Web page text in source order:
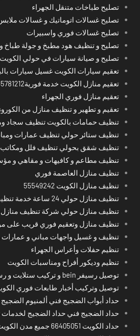
تصليح طباخات متنقل الجهراء
تصليح غسالات اتوماتيك و غسالات
تصليح غسالات فوري واسبيرات
تصليح و تنظيف هود مطبخ و جولة طباخ
تصليح و صيانة سيارات في حولي
تعقيم سيارات الكويت غسيل سيارات
تعقيم منازل الكويت خدمة فورية65781212
تعقيم منازل فوري الجهراء
تعقيم و تطهير و تنظيف منازل من
تنظيف حمامات بالكويت تنظيف سجاد
تنظيف ستائر حولي تنظيف عمارات
تنظيف شقق بحولي تنظيف فلل
تنظيف مطاعم و كافيهات و مقاهي و
تنظيف منازل العاصمة فوري
تنظيف منازل الكويت 55549242
تنظيف منازل حولي 24 ساعة خدمة تنظيف المساجد في حولي
تنظيف منازل حولي شركة تنظيف
تنظيف منازل وتعقيم فوري قريب على
تنظيف و غسيل واجهات مباني و عمارات
تنظيم حفلات وأعراس الجهراء
تنظيم وديكور أفراح ومناسبات الكويت
توصيل رسيفر bein و تركيب ستلايت و رسيفرات في الكويت
توصيل وتركيب أخبار طابعات فوري
حداد أبواب الضجيج فني ألمنيوم
حداد الضجيج فني حداد الضجيج
حداد الكويت 66405051 جميع مدن الكويت